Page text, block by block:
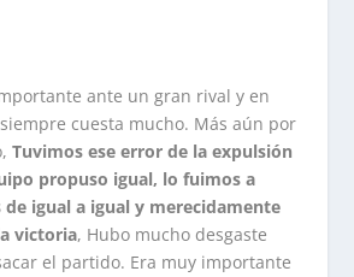
ante un gran rival y en
cuesta mucho. Más aún por
Tuvimos ese error de la expulsión
propuso igual, lo fuimos a
de igual a igual y merecidamente
victoria, Hubo mucho desgaste
el partido. Era muy importante